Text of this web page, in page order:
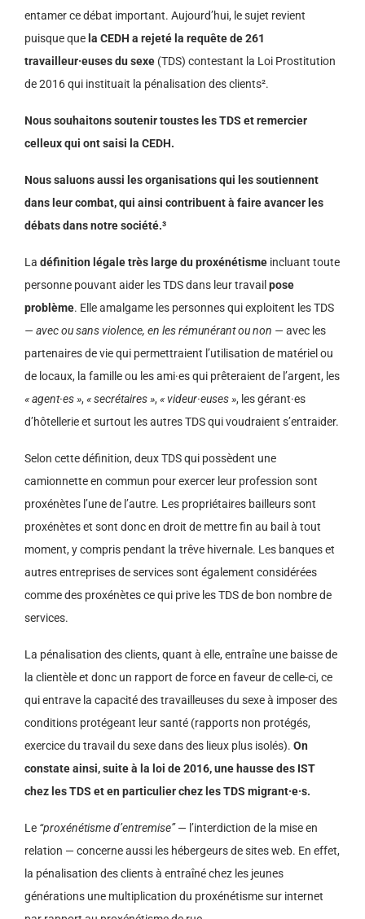
entamer ce débat important. Aujourd’hui, le sujet revient
puisque que la CEDH a rejeté la requête de 261
travailleur·euses du sexe (TDS) contestant la Loi Prostitution
de 2016 qui instituait la pénalisation des clients².
Nous souhaitons soutenir toustes les TDS et remercier
celleux qui ont saisi la CEDH.
Nous saluons aussi les organisations qui les soutiennent
dans leur combat, qui ainsi contribuent à faire avancer les
débats dans notre société.³
La définition légale très large du proxénétisme incluant toute
personne pouvant aider les TDS dans leur travail pose
problème. Elle amalgame les personnes qui exploitent les TDS
— avec ou sans violence, en les rémunérant ou non — avec les
partenaires de vie qui permettraient l’utilisation de matériel ou
de locaux, la famille ou les ami·es qui prêteraient de l’argent, les
« agent·es », « secrétaires », « videur·euses », les gérant·es
d’hôtellerie et surtout les autres TDS qui voudraient s’entraider.
Selon cette définition, deux TDS qui possèdent une
camionnette en commun pour exercer leur profession sont
proxénètes l’une de l’autre. Les propriétaires bailleurs sont
proxénètes et sont donc en droit de mettre fin au bail à tout
moment, y compris pendant la trêve hivernale. Les banques et
autres entreprises de services sont également considérées
comme des proxénètes ce qui prive les TDS de bon nombre de
services.
La pénalisation des clients, quant à elle, entraîne une baisse de
la clientèle et donc un rapport de force en faveur de celle-ci, ce
qui entrave la capacité des travailleuses du sexe à imposer des
conditions protégeant leur santé (rapports non protégés,
exercice du travail du sexe dans des lieux plus isolés). On
constate ainsi, suite à la loi de 2016, une hausse des IST
chez les TDS et en particulier chez les TDS migrant·e·s.
Le “proxénétisme d’entremise”— l’interdiction de la mise en
relation — concerne aussi les hébergeurs de sites web. En effet,
la pénalisation des clients à entraîné chez les jeunes
générations une multiplication du proxénétisme sur internet